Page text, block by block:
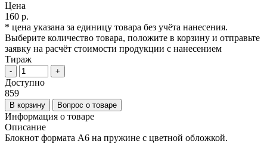
Цена
160 р.
* цена указана за единицу товара без учёта нанесения.
Выберите количество товара, положите в корзину и отправьте
заявку на расчёт стоимости продукции с нанесением
Тираж
- +
Доступно
859
В корзину Вопрос о товаре
Информация о товаре
Описание
Блокнот формата А6 на пружине с цветной обложкой.